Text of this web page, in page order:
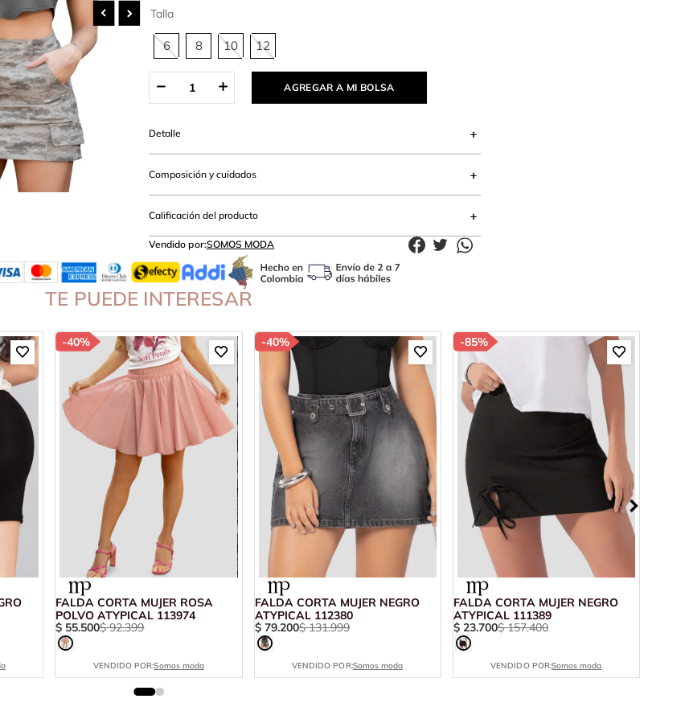
Talla
6 8 10 12
AGREGAR A MI BOLSA
Detalle
Composición y cuidados
Calificación del producto
Vendido por:SOMOS MODA
TE PUEDE INTERESAR
-40%
FALDA CORTA MUJER ROSA
POLVO ATYPICAL 113974
$ 55.500$ 92.399
VENDIDO POR:Somos moda
-40%
FALDA CORTA MUJER NEGRO
ATYPICAL 112380
$ 79.200$ 131.999
VENDIDO POR:Somos moda
-85%
FALDA CORTA MUJER NEGRO
ATYPICAL 111389
$ 23.700$ 157.400
VENDIDO POR:Somos moda